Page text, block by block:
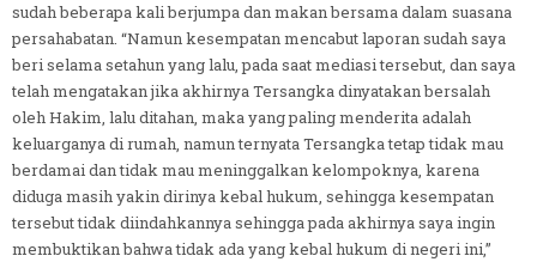
sudah beberapa kali berjumpa dan makan bersama dalam suasana
persahabatan. “Namun kesempatan mencabut laporan sudah saya
beri selama setahun yang lalu, pada saat mediasi tersebut, dan saya
telah mengatakan jika akhirnya Tersangka dinyatakan bersalah
oleh Hakim, lalu ditahan, maka yang paling menderita adalah
keluarganya di rumah, namun ternyata Tersangka tetap tidak mau
berdamai dan tidak mau meninggalkan kelompoknya, karena
diduga masih yakin dirinya kebal hukum, sehingga kesempatan
tersebut tidak diindahkannya sehingga pada akhirnya saya ingin
membuktikan bahwa tidak ada yang kebal hukum di negeri ini,”